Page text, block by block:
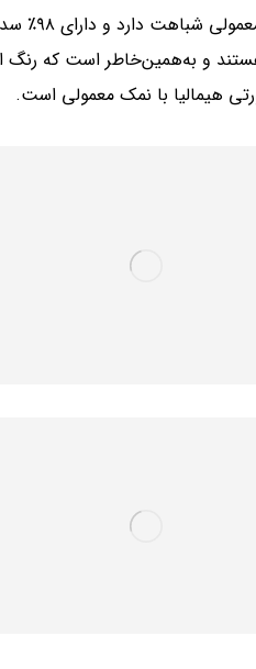
نمک
هستند و به‌همین‌خاطر است که
هیمالیا با نمک‌ معمولی است.